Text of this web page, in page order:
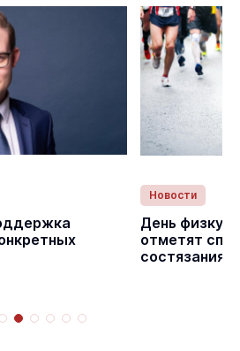
Новости
День
отметят